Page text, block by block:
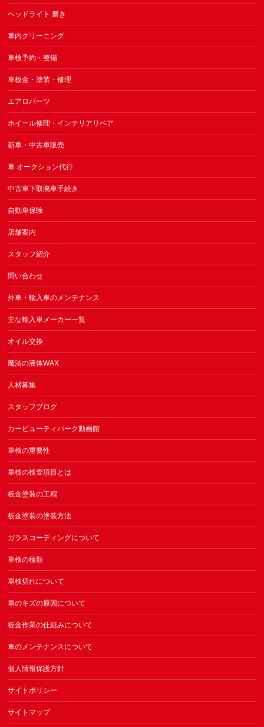
ヘッドライト 磨き
車内クリーニング
車検予約・整備
車板金・塗装・修理
エアロパーツ
ホイール修理・インテリアリペア
新車・中古車販売
車 オークション代行
中古車下取廃車手続き
自動車保険
店舗案内
スタッフ紹介
問い合わせ
外車・輸入車のメンテナンス
主な輸入車メーカー一覧
オイル交換
魔法の液体WAX
人材募集
スタッフブログ
カービューティパーク動画館
車検の重要性
車検の検査項目とは
板金塗装の工程
板金塗装の塗装方法
ガラスコーティングについて
車検の種類
車検切れについて
車のキズの原因について
板金作業の仕組みについて
車のメンテナンスについて
個人情報保護方針
サイトポリシー
サイトマップ